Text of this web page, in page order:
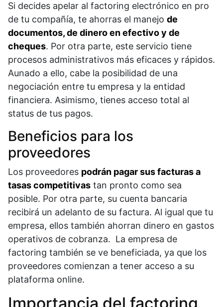
Si decides apelar al factoring electrónico en pro
de tu compañía, te ahorras el manejo de
documentos, de dinero en efectivo y de
cheques. Por otra parte, este servicio tiene
procesos administrativos más eficaces y rápidos.
Aunado a ello, cabe la posibilidad de una
negociación entre tu empresa y la entidad
financiera. Asimismo, tienes acceso total al
status de tus pagos.
Beneficios para los
proveedores
Los proveedores podrán pagar sus facturas a
tasas competitivas tan pronto como sea
posible. Por otra parte, su cuenta bancaria
recibirá un adelanto de su factura. Al igual que tu
empresa, ellos también ahorran dinero en gastos
operativos de cobranza. La empresa de
factoring también se ve beneficiada, ya que los
proveedores comienzan a tener acceso a su
plataforma online.